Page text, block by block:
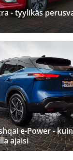
- tyylikäs
e-Power - kuin
ajaisi